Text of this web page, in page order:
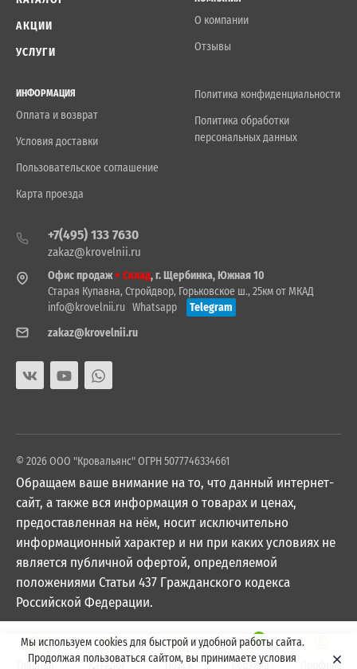
АКЦИИ
УСЛУГИ
О компании
Отзывы
ИНФОРМАЦИЯ
Оплата и возврат
Условия доставки
Пользовательское соглашение
Карта проезда
Политика конфиденциальности
Политика обработки
персональных данных
+7(495) 133 7630
zakaz@krovelnii.ru
Офис продаж+ Склад, г. Щербинка, Южная 10
Старая Купавна, Стройдвор, Горьковское ш., 25км от МКАД
info@krovelnii.ru Whatsapp
Telegram
zakaz@krovelnii.ru
© 2026 ООО "Кровальянс" ОГРН 5077746334661
Обращаем ваше внимание на то, что данный интернет-
сайт, а также вся информация о товарах и ценах,
предоставленная на нём, носит исключительно
информационный характер и ни при каких условиях не
является публичной офертой, определяемой
положениями Статьи 437 Гражданского кодекса
Российской Федерации.
Мы используем cookies для быстрой и удобной работы сайта.
Продолжая пользоваться сайтом, вы принимаете условия
Главная Каталог Поиск
0
Корзина Профиль